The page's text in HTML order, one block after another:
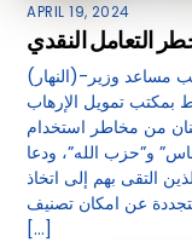
APRIL 19, 2024
التعامل النقدي
(النهار)-19/04/2024في اذار الماضي، حذّر نائب مساعد وزير
بمكتب تمويل الإرهاب
من مخاطر استخدام
و”حزب الله”، ودعا
التقى بهم إلى اتخاذ
عن امكان تصنيف
[…]